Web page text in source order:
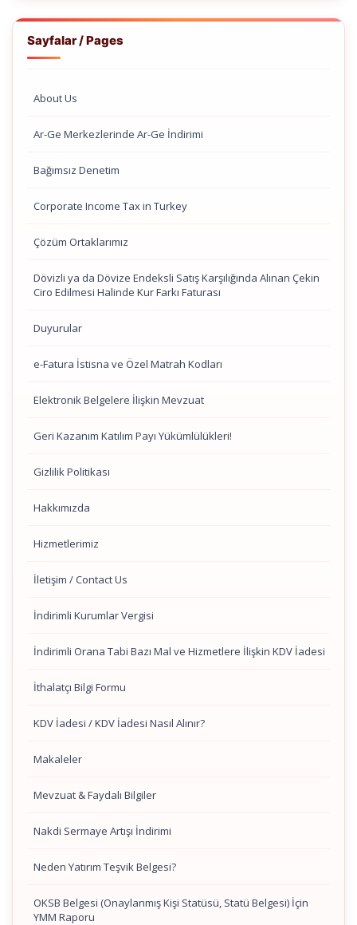
Sayfalar / Pages
About Us
Ar-Ge Merkezlerinde Ar-Ge İndirimi
Bağımsız Denetim
Corporate Income Tax in Turkey
Çözüm Ortaklarımız
Dövizli ya da Dövize Endeksli Satış Karşılığında Alınan Çekin
Ciro Edilmesi Halinde Kur Farkı Faturası
Duyurular
e-Fatura İstisna ve Özel Matrah Kodları
Elektronik Belgelere İlişkin Mevzuat
Geri Kazanım Katılım Payı Yükümlülükleri!
Gizlilik Politikası
Hakkımızda
Hizmetlerimiz
İletişim / Contact Us
İndirimli Kurumlar Vergisi
İndirimli Orana Tabi Bazı Mal ve Hizmetlere İlişkin KDV İadesi
İthalatçı Bilgi Formu
KDV İadesi / KDV İadesi Nasıl Alınır?
Makaleler
Mevzuat & Faydalı Bilgiler
Nakdi Sermaye Artışı İndirimi
Neden Yatırım Teşvik Belgesi?
OKSB Belgesi (Onaylanmış Kişi Statüsü, Statü Belgesi) İçin
YMM Raporu